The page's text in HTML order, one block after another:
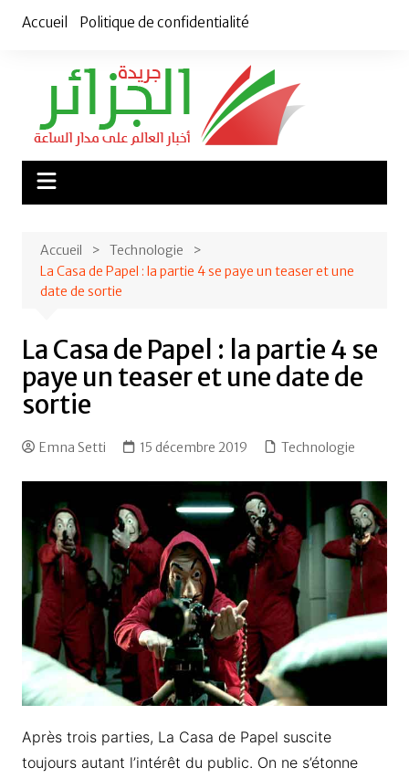
Accueil Politique de confidentialité
Accueil
Technologie
La Casa de Papel : la partie 4 se paye un teaser et une
date de sortie
La Casa de Papel : la partie 4 se
paye un teaser et une date de
sortie
Emna Setti 15 décembre 2019 Technologie
Après trois parties, La Casa de Papel suscite
toujours autant l’intérêt du public. On ne s’étonne